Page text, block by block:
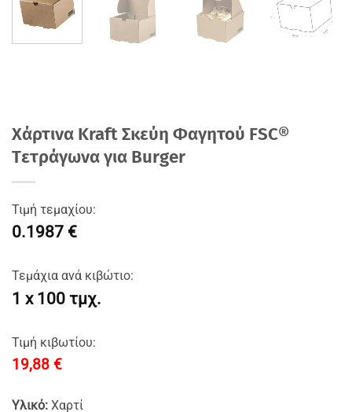
Χάρτινα Kraft Σκεύη Φαγητού FSC®
Tετράγωνα για Burger
Τιμή τεμαχίου:
0.1987 €
Τεμάχια ανά κιβώτιο:
1 x 100 τμχ.
Τιμή κιβωτίου:
19,88 €
Υλικό: Χαρτί